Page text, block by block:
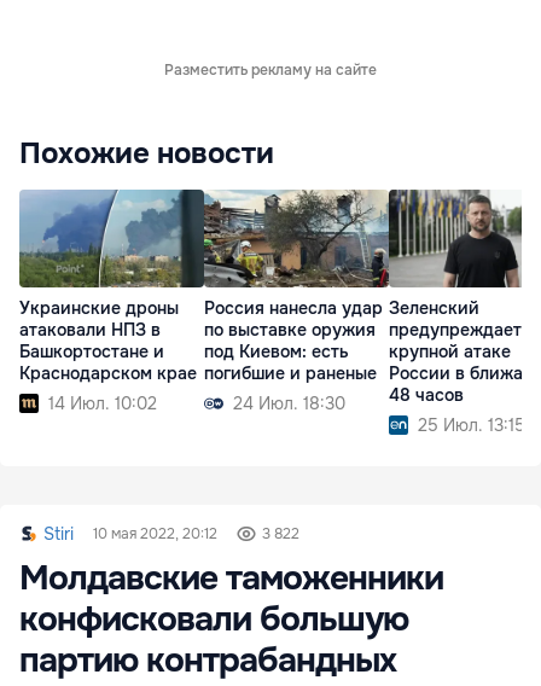
Разместить рекламу на сайте
Похожие новости
Украинские дроны
атаковали НПЗ в
Башкортостане и
Краснодарском крае
14 Июл. 10:02
Россия нанесла удар
по выставке оружия
под Киевом: есть
погибшие и раненые
24 Июл. 18:30
Зеленский
предупреждает о
крупной атаке
России в
48 часов
25 Июл. 13:15
Stiri 10 мая 2022, 20:12 3 822
Молдавские таможенники
конфисковали большую
партию контрабандных